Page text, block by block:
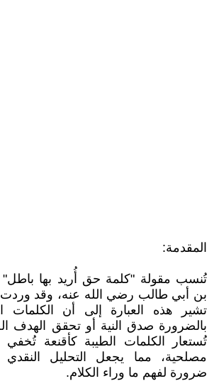
المقدمة:
تُنسب مقولة "كلمة حق أُريد بها باطل"
بن أبي طالب رضي الله عنه، وقد وردت
تشير هذه العبارة إلى أن الكلمات
بالضرورة صدق النية أو تحقق الهدف
تُستعار الكلمات الطيبة كأقنعة تُخفي
مصلحية، مما يجعل التحليل النقدي
ضرورة لفهم ما وراء الكلام.